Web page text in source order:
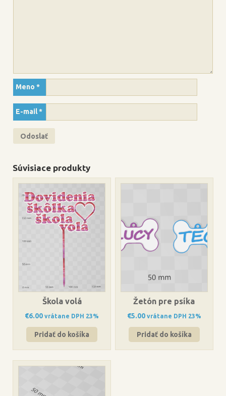
Meno *
E-mail*
Súvisiace produkty
Škola volá
€6.00 vrátane DPH 23%
Pridať do košíka
Žetón pre psíka
€5.00 vrátane DPH 23%
Pridať do košíka